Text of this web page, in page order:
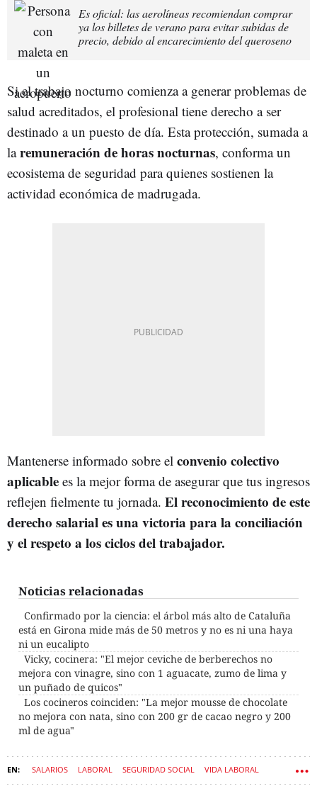
Es oficial: las aerolíneas recomiendan comprar
ya los billetes de verano para evitar subidas de
precio, debido al encarecimiento del queroseno
Si el trabajo nocturno comienza a generar problemas de
salud acreditados, el profesional tiene derecho a ser
destinado a un puesto de día. Esta protección, sumada a
laremuneración de horas nocturnas, conforma un
ecosistema de seguridad para quienes sostienen la
actividad económica de madrugada.
Mantenerse informado sobre el convenio colectivo
aplicable es la mejor forma de asegurar que tus ingresos
reflejen fielmente tu jornada. El reconocimiento de este
derecho salarial es una victoria para la conciliación
y el respeto a los ciclos del trabajador.
Noticias relacionadas
Confirmado por la ciencia: el árbol más alto de Cataluña
está en Girona mide más de 50 metros y no es ni una haya
ni un eucalipto
Vicky, cocinera: "El mejor ceviche de berberechos no
mejora con vinagre, sino con 1 aguacate, zumo de lima y
un puñado de quicos"
Los cocineros coinciden: "La mejor mousse de chocolate
no mejora con nata, sino con 200 gr de cacao negro y 200
ml de agua"
SALARIOS LABORAL SEGURIDAD SOCIAL VIDA LABORAL